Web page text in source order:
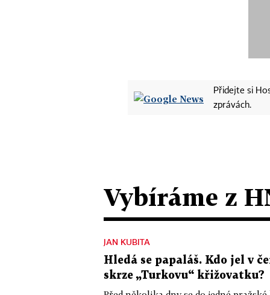
Přidejte si
zprávách.
Vybíráme z
JAN KUBITA
Hledá se papaláš. Kdo jel v
skrze „Turkovu“ křižovatku?